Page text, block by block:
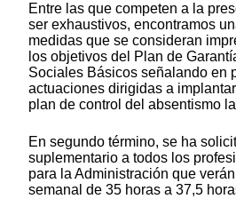
Entre las que competen a la
ser exhaustivos, encontramos
medidas que se consideran
los objetivos del Plan de
Sociales Básicos señalando en
actuaciones dirigidas a
plan de control del absentismo
En segundo término, se ha
suplementario a todos los
para la Administración que
semanal de 35 horas a 37,5